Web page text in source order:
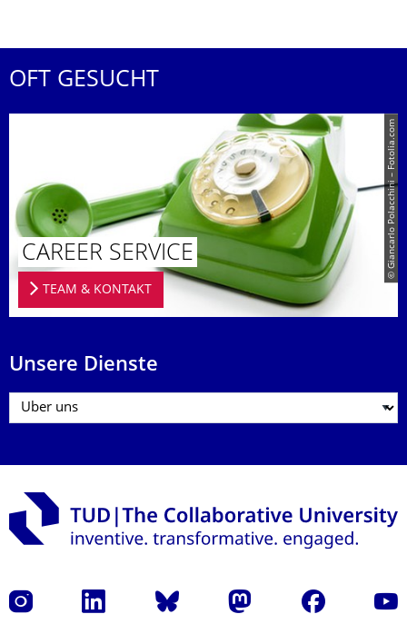
OFT GESUCHT
© Giancarlo Polacchini – Fotolia.com
CAREER SERVICE
TEAM & KONTAKT
Unsere Dienste
Instagram LinkedIn Bluesky Mastodon Facebook